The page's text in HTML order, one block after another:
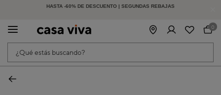
-15% EXTRA EN MUEBLES DE EXTERIOR | CÓDIGO: HOLIDAY15| Finaliza en:
HASTA -60% DE DESCUENTO | SEGUNDAS REBAJAS
¿Qué estás buscando?
0